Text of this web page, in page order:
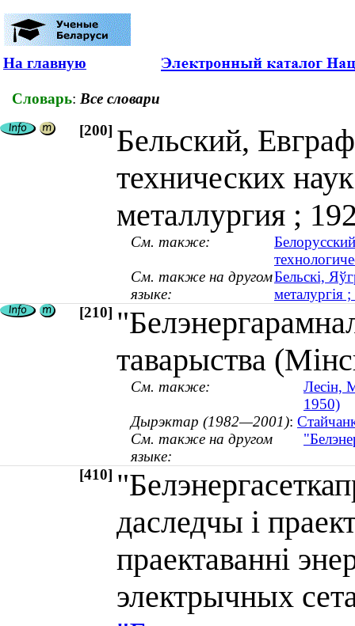
На главную
Словарь: Все словари
[200] Бельский,
технических
металлургия ;
См. также:
См. также на другом
языке:
Бельскі,
[210]
таварыства
См. также:
Лесін,
1950)
Дырэктар (1982—2001):
См. также на другом
языке:
[410]
даследчы і
праектаванні
электрычных